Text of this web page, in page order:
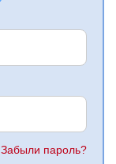
Забыли пароль?